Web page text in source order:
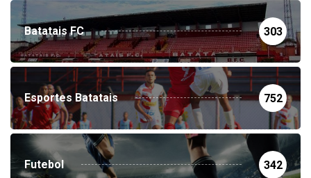
Batatais FC 303
Esportes Batatais 752
Futebol 342